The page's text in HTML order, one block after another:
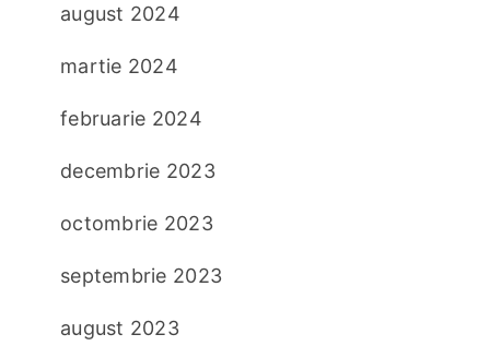
august 2024
martie 2024
februarie 2024
decembrie 2023
octombrie 2023
septembrie 2023
august 2023